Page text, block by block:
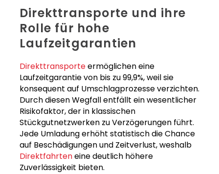
Direkttransporte und ihre
Rolle für hohe
Laufzeitgarantien
Direkttransporteermöglichen eine
Laufzeitgarantie von bis zu 99,9%, weil sie
konsequent auf Umschlagprozesse verzichten.
Durch diesen Wegfall entfällt ein wesentlicher
Risikofaktor, der in klassischen
Stückgutnetzwerken zu Verzögerungen führt.
Jede Umladung erhöht statistisch die Chance
auf Beschädigungen und Zeitverlust, weshalb
Direktfahrteneine deutlich höhere
Zuverlässigkeit bieten.